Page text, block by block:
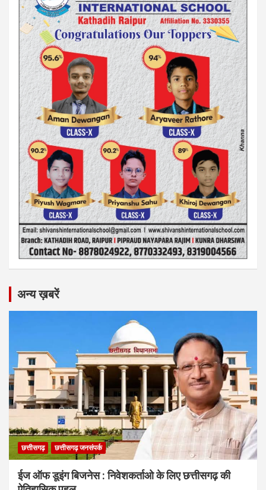
अन्य ख़बरें
छत्तीसगढ़ छत्तीसगढ़ जनसंपर्क
ईज ऑफ डूइंग बिजनेस : निवेशकर्ताओ के लिए छत्तीसगढ़ की